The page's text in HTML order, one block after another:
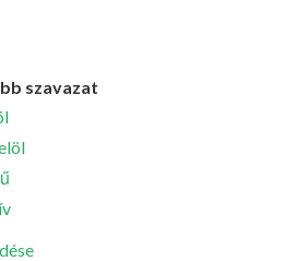
szavazat